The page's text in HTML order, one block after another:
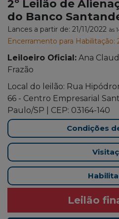
2º Leilão de
do Banco
Lances a partir de: 21/11/2022 às
Encerramento para Habilitação:
Leiloeiro Oficial: Ana
Frazão
Local do leilão: Rua
66 - Centro Empresarial
Paulo/SP | CEP: 03164-140
Condições
Leilão